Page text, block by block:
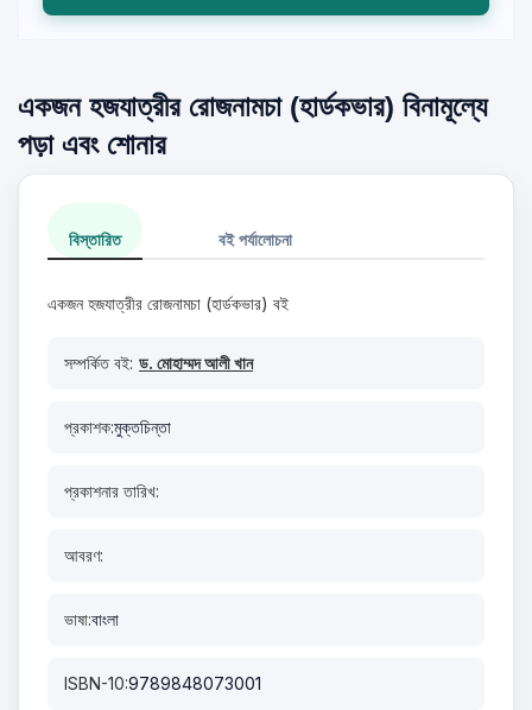
একজন হজযাত্রীর রোজনামচা (হার্ডকভার) বিনামূল্যে
পড়া এবং শোনার
বিস্তারিত বই পর্যালোচনা
একজন হজযাত্রীর রোজনামচা (হার্ডকভার) বই
সম্পর্কিত বই: ড. মোহাম্মদ আলী খান
প্রকাশক:মুক্তচিন্তা
প্রকাশনার তারিখ:
আবরণ:
ভাষা:বাংলা
ISBN-10:9789848073001